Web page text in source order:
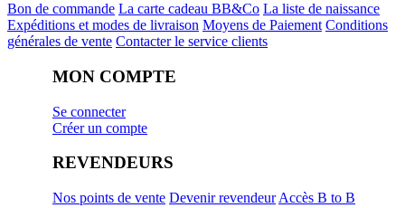
Bon de commande La carte cadeau BB&Co La liste de naissance
Expéditions et modes de livraison Moyens de Paiement Conditions
générales de vente Contacter le service clients
MON COMPTE
Se connecter
Créer un compte
REVENDEURS
Nos points de vente Devenir revendeur Accès B to B